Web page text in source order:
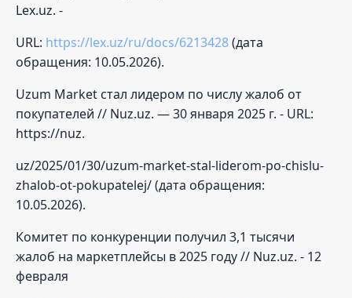
Lex.uz. -
URL: https://lex.uz/ru/docs/6213428(дата
обращения: 10.05.2026).
Uzum Market стал лидером по числу жалоб от
покупателей // Nuz.uz. — 30 января 2025 г. - URL:
https://nuz.
uz/2025/01/30/uzum-market-stal-liderom-po-chislu-
zhalob-ot-pokupatelej/ (дата обращения:
10.05.2026).
Комитет по конкуренции получил 3,1 тысячи
жалоб на маркетплейсы в 2025 году // Nuz.uz. - 12
февраля